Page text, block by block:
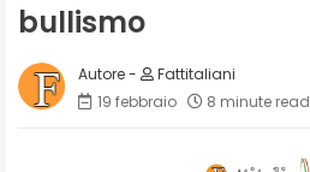
bullismo
Fattitaliani
19 febbraio
8 minute read